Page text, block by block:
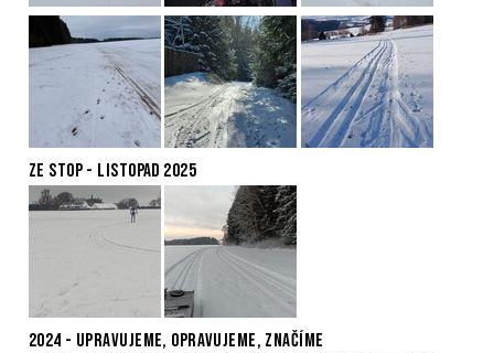
ZE STOP - LISTOPAD 2025
2024 - UPRAVUJEME, OPRAVUJEME, ZNAČÍME